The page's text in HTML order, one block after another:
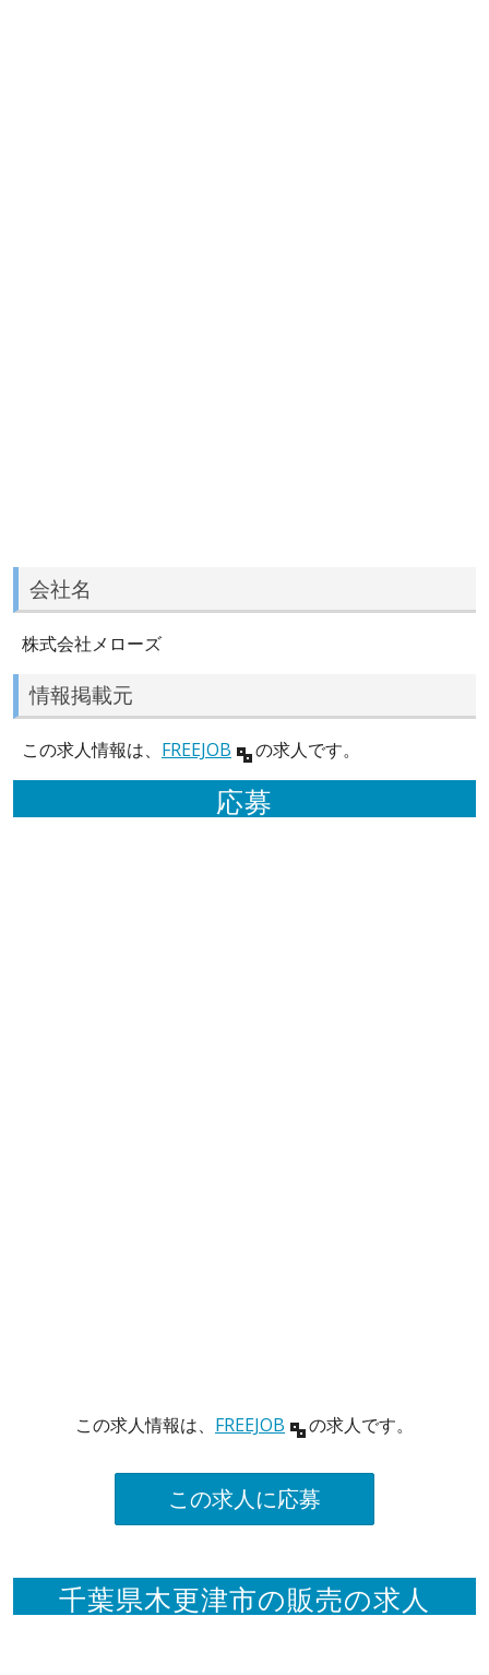
会社名
株式会社メローズ
情報掲載元
この求人情報は、 FREEJOB の求人です。
応募
この求人情報は、 FREEJOB の求人です。
この求人に応募
千葉県木更津市の販売の求人